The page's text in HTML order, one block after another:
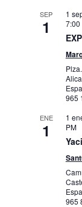
SEP
1
1
7:00
965
ENE
1
1
PM
965